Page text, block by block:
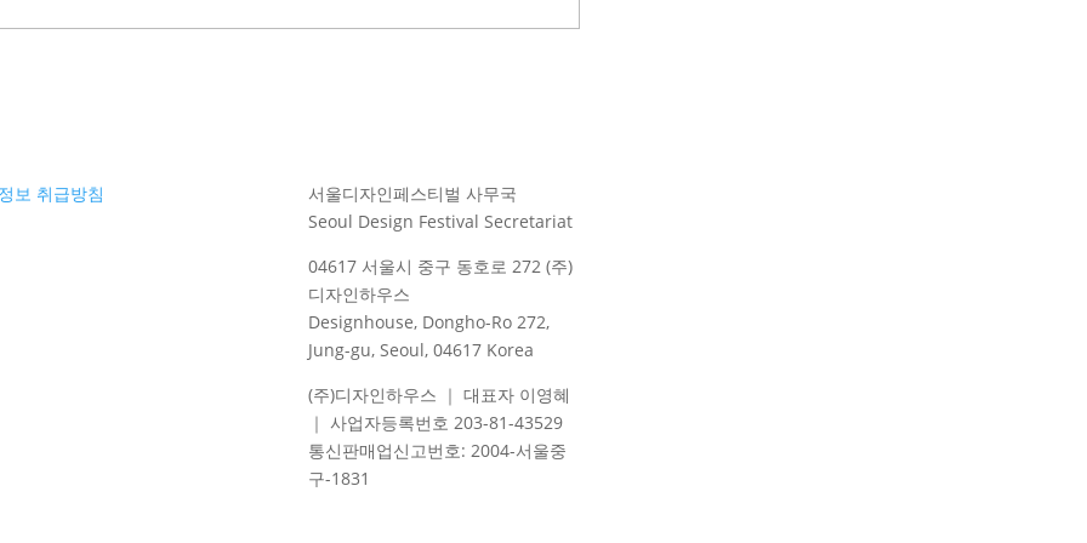
보 취급방침
서울디자인페스티벌 사무국
Seoul Design Festival Secretariat
04617 서울시 중구 동호로 272 (주)
디자인하우스
Designhouse, Dongho-Ro 272,
Jung-gu, Seoul, 04617 Korea
(주)디자인하우스 ｜ 대표자 이영혜
｜ 사업자등록번호 203-81-43529
통신판매업신고번호: 2004-서울중
구-1831